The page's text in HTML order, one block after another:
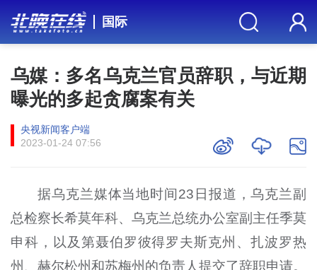
国际
乌媒：多名乌克兰官员辞职，与近期
曝光的多起贪腐案有关
央视新闻客户端
2023-01-24 07:56
据乌克兰媒体当地时间23日报道，乌克兰副
总检察长希莫年科、乌克兰总统办公室副主任季莫
申科，以及第聂伯罗彼得罗夫斯克州、扎波罗热
州、赫尔松州和苏梅州的负责人提交了辞职申请。